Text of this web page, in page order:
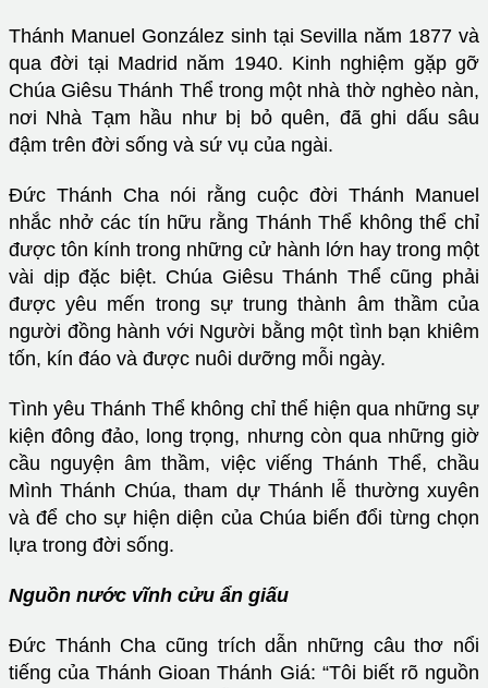
Thánh Manuel González sinh tại Sevilla năm 1877 và
qua đời tại Madrid năm 1940. Kinh nghiệm gặp gỡ
Chúa Giêsu Thánh Thể trong một nhà thờ nghèo nàn,
nơi Nhà Tạm hầu như bị bỏ quên, đã ghi dấu sâu
đậm trên đời sống và sứ vụ của ngài.
Đức Thánh Cha nói rằng cuộc đời Thánh Manuel
nhắc nhở các tín hữu rằng Thánh Thể không thể chỉ
được tôn kính trong những cử hành lớn hay trong một
vài dịp đặc biệt. Chúa Giêsu Thánh Thể cũng phải
được yêu mến trong sự trung thành âm thầm của
người đồng hành với Người bằng một tình bạn khiêm
tốn, kín đáo và được nuôi dưỡng mỗi ngày.
Tình yêu Thánh Thể không chỉ thể hiện qua những sự
kiện đông đảo, long trọng, nhưng còn qua những giờ
cầu nguyện âm thầm, việc viếng Thánh Thể, chầu
Mình Thánh Chúa, tham dự Thánh lễ thường xuyên
và để cho sự hiện diện của Chúa biến đổi từng chọn
lựa trong đời sống.
Nguồn nước vĩnh cửu ẩn giấu
Đức Thánh Cha cũng trích dẫn những câu thơ nổi
tiếng của Thánh Gioan Thánh Giá: “Tôi biết rõ nguồn